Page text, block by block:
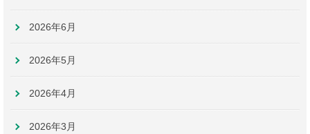
2026年6月
2026年5月
2026年4月
2026年3月